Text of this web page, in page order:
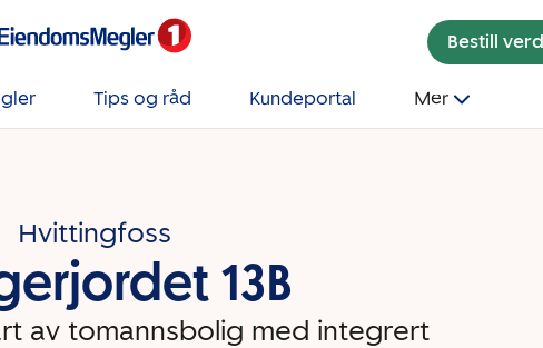
Bestill
Tips og råd Kundeportal Mer
Hvittingfoss
13B
av tomannsbolig med integrert